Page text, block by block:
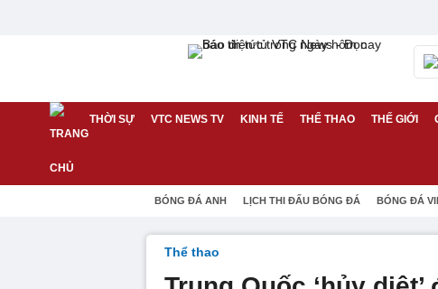
THỜI SỰ VTC NEWS TV KINH TẾ THỂ THAO THẾ GIỚI
BÓNG ĐÁ ANH LỊCH THI ĐẤU BÓNG ĐÁ BÓNG ĐÁ
Thể thao